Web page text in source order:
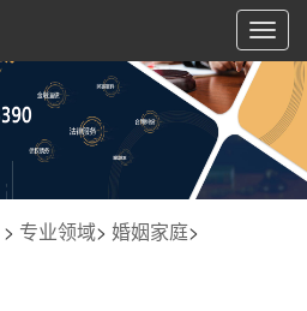
切
换
航
> 专业领域> 婚姻家庭>